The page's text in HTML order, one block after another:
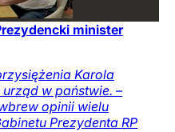
minister
Karola
w państwie. –
opinii wielu
Prezydenta RP